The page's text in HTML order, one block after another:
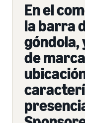
En el
la barra
góndola,
de